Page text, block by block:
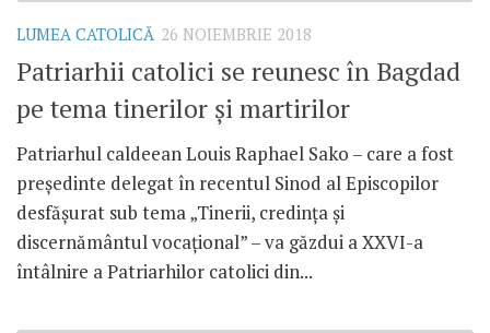
LUMEA CATOLICĂ 26 NOIEMBRIE 2018
Patriarhii catolici se reunesc în Bagdad
pe tema tinerilor și martirilor
Patriarhul caldeean Louis Raphael Sako – care a fost
președinte delegat în recentul Sinod al Episcopilor
desfășurat sub tema „Tinerii, credința și
discernământul vocațional” – va găzdui a XXVI-a
întâlnire a Patriarhilor catolici din...